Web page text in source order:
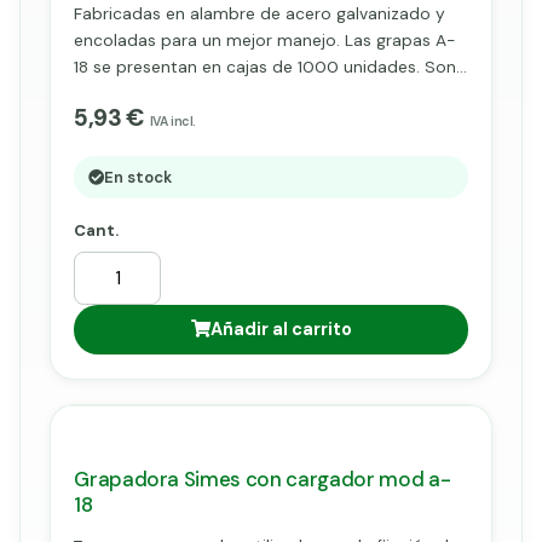
Fabricadas en alambre de acero galvanizado y
encoladas para un mejor manejo. Las grapas A-
18 se presentan en cajas de 1000 unidades. Son
introducidas por esta, y mediante
esfuerzo mallas y alambres.
5,93 € IVA incl.
En stock
Cant.
Añadir al carrito
Grapadora Simes con cargador mod a-
18